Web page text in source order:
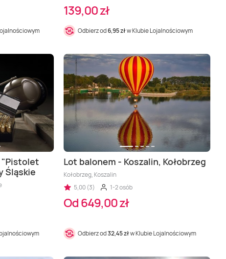
139,00 zł
Odbierz od6,95 złw Klubie Lojalnościowym
"Pistolet
Śląskie
Lot balonem - Koszalin, Kołobrzeg
Kołobrzeg, Koszalin
5,00 (3)
1-2 osób
Od 649,00 zł
Odbierz od32,45 złw Klubie Lojalnościowym